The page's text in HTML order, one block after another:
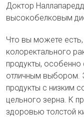
Доктор
высокобелковым
Что вы можете есть,
колоректального
продукты,
отличным выбором.
продукты с низким
цельного зерна. К
здоровью толстой